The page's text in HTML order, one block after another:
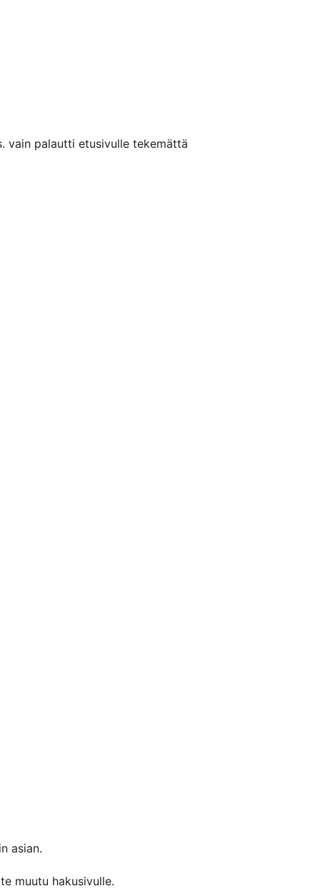
vain palautti etusivulle tekemättä
asian.
muutu hakusivulle.